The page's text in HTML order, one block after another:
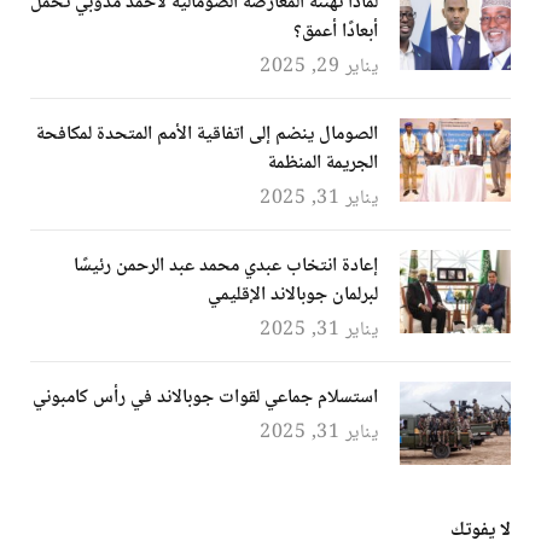
أبعادًا أعمق؟
يناير 29, 2025
الصومال ينضم إلى اتفاقية الأمم المتحدة لمكافحة
الجريمة المنظمة
يناير 31, 2025
إعادة انتخاب عبدي محمد عبد الرحمن رئيسًا
لبرلمان جوبالاند الإقليمي
يناير 31, 2025
استسلام جماعي لقوات جوبالاند في رأس كامبوني
يناير 31, 2025
لا يفوتك